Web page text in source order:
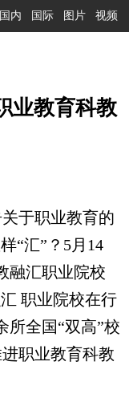
国内 国际 图片 视频
业教育科教
于职业教育的
“汇”？5月14
融汇职业院校
职业院校在行
所全国“双高”校
职业教育科教